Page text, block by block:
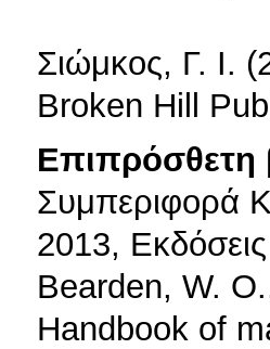
Σιώμκος, Γ. Ι.
Broken Hill
Επιπρόσθετη
Συμπεριφορά
2013,
Bearden, W.
Handbook of